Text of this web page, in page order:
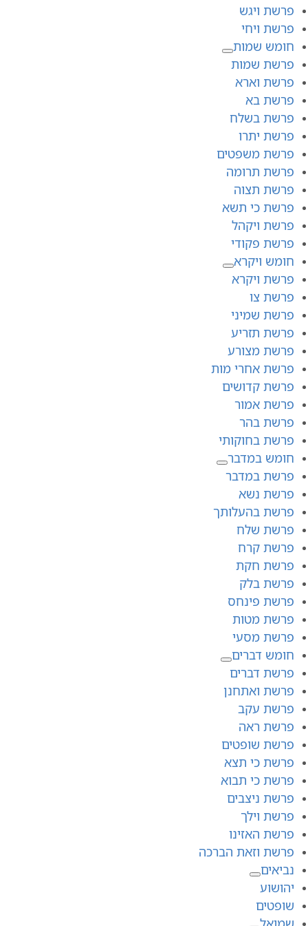
פרשת ויגש
פרשת ויחי
חומש שמות
פרשת שמות
פרשת וארא
פרשת בא
פרשת בשלח
פרשת יתרו
פרשת משפטים
פרשת תרומה
פרשת תצוה
פרשת כי תשא
פרשת ויקהל
פרשת פקודי
חומש ויקרא
פרשת ויקרא
פרשת צו
פרשת שמיני
פרשת תזריע
פרשת מצורע
פרשת אחרי מות
פרשת קדושים
פרשת אמור
פרשת בהר
פרשת בחוקותי
חומש במדבר
פרשת במדבר
פרשת נשא
פרשת בהעלותך
פרשת שלח
פרשת קרח
פרשת חקת
פרשת בלק
פרשת פינחס
פרשת מטות
פרשת מסעי
חומש דברים
פרשת דברים
פרשת ואתחנן
פרשת עקב
פרשת ראה
פרשת שופטים
פרשת כי תצא
פרשת כי תבוא
פרשת ניצבים
פרשת וילך
פרשת האזינו
פרשת וזאת הברכה
נביאים
יהושוע
שופטים